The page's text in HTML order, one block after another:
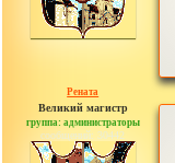
Рената
Великий магистр
группа: администраторы
сообщений: 30442